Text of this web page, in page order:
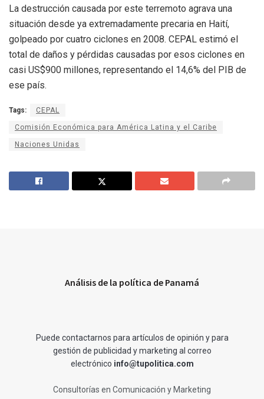
La destrucción causada por este terremoto agrava una
situación desde ya extremadamente precaria en Haití,
golpeado por cuatro ciclones en 2008. CEPAL estimó el
total de daños y pérdidas causadas por esos ciclones en
casi US$900 millones, representando el 14,6% del PIB de
ese país.
Tags: CEPAL
Comisión Económica para América Latina y el Caribe
Naciones Unidas
Análisis de la política de Panamá
Puede contactarnos para artículos de opinión y para
gestión de publicidad y marketing al correo
electrónico info@tupolitica.com
Consultorías en Comunicación y Marketing